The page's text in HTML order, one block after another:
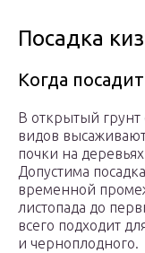
Посадка
Когда
В открытый грунт
видов
почки на
Допустима
временной
листопада до
всего подходит
и черноплодного.